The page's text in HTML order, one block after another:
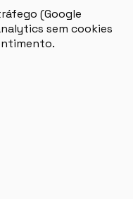
(Google
sem cookies